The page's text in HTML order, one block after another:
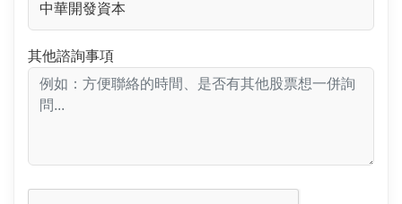
其他諮詢事項